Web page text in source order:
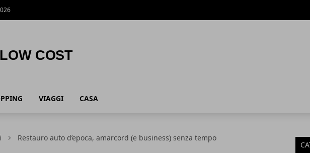
VIAGGI CASA
Restauro auto d’epoca, amarcord (e business) senza tempo